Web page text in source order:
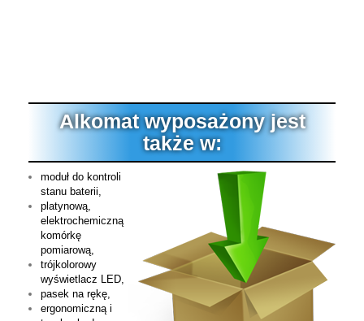
Alkomat wyposażony jest
także w:
moduł do kontroli
stanu baterii,
platynową,
elektrochemiczną
komórkę
pomiarową,
trójkolorowy
wyświetlacz LED,
pasek na rękę,
ergonomiczną i